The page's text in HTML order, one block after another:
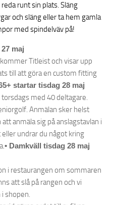
runt sin plats. Släng
och släng eller ta hem gamla
med spindelväv på!
maj
Titleist och visar upp
till att göra en custom fitting
startar tisdag 28 maj
med 40 deltagare.
Anmälan sker helst
anmäla sig på anslagstavlan i
undrar du något kring
• Damkväll tisdag 28 maj
i restaurangen om sommaren
att slå på rangen och vi
shopen.